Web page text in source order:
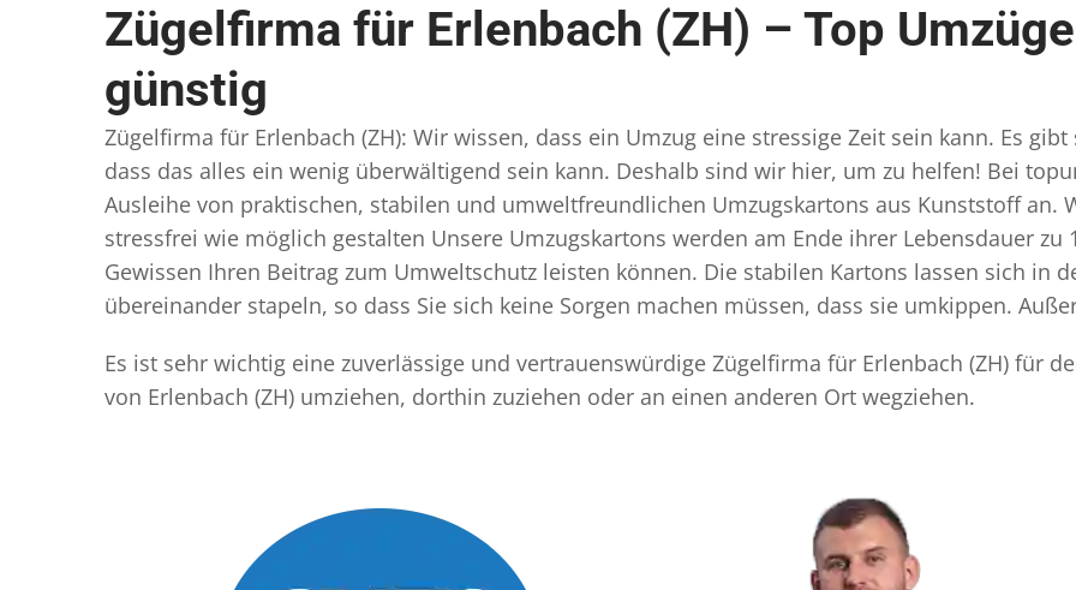
Zügelfirma für Erlenbach (ZH) – Top
günstig
Zügelfirma für Erlenbach (ZH): Wir wissen, dass ein Umzug eine stressige Zeit sein kann. Es
dass das alles ein wenig überwältigend sein kann. Deshalb sind wir hier, um zu helfen! Bei
Ausleihe von praktischen, stabilen und umweltfreundlichen Umzugskartons aus Kunststoff an.
stressfrei wie möglich gestalten Unsere Umzugskartons werden am Ende ihrer Lebensdauer zu
Gewissen Ihren Beitrag zum Umweltschutz leisten können. Die stabilen Kartons lassen sich in
übereinander stapeln, so dass Sie sich keine Sorgen machen müssen, dass sie umkippen.
Es ist sehr wichtig eine zuverlässige und vertrauenswürdige Zügelfirma für Erlenbach (ZH) für
von Erlenbach (ZH) umziehen, dorthin zuziehen oder an einen anderen Ort wegziehen.